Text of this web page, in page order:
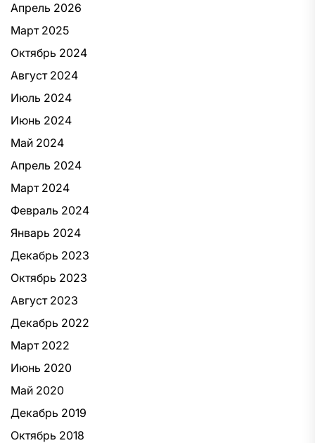
Апрель 2026
Март 2025
Октябрь 2024
Август 2024
Июль 2024
Июнь 2024
Май 2024
Апрель 2024
Март 2024
Февраль 2024
Январь 2024
Декабрь 2023
Октябрь 2023
Август 2023
Декабрь 2022
Март 2022
Июнь 2020
Май 2020
Декабрь 2019
Октябрь 2018